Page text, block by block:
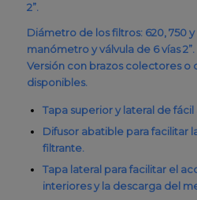
2”.
Diámetro de los filtros: 620, 750
manómetro y válvula de 6 vías
Versión con brazos colectores o
disponibles.
Tapa superior y lateral de fácil
Difusor abatible para facilitar
filtrante.
Tapa lateral para facilitar el
interiores y la descarga del